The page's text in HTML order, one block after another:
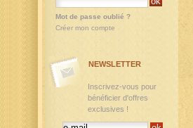
Mot de passe oublié ?
Créer mon compte
NEWSLETTER
Inscrivez-vous pour
bénéficier d'offres
exclusives !